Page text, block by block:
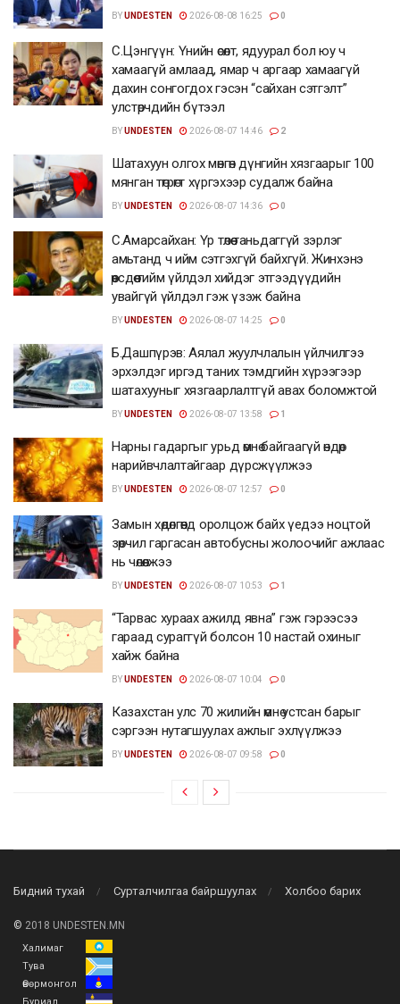
BYUNDESTEN 2026-08-08 16:25 0
С.Цэнгүүн: Үнийн өсөлт, ядуурал бол юу ч
хамаагүй амлаад, ямар ч аргаар хамаагүй
дахин сонгогдох гэсэн “сайхан сэтгэлт”
улстөрчдийн бүтээл
BYUNDESTEN 2026-08-07 14:46 2
Шатахуун олгох мөнгөн дүнгийн хязгаарыг 100
мянган төгрөгт хүргэхээр судалж байна
BYUNDESTEN 2026-08-07 14:36 0
С.Амарсайхан: Үр төлөө таньдаггүй зэрлэг
амьтанд ч ийм сэтгэхгүй байхгүй. Жинхэнэ
өөрсдөө тийм үйлдэл хийдэг этгээдүүдийн
увайгүй үйлдэл гэж үзэж байна
BYUNDESTEN 2026-08-07 14:25 0
Б.Дашпүрэв: Аялал жуулчлалын үйлчилгээ
эрхэлдэг иргэд таних тэмдгийн хүрээгээр
шатахууныг хязгаарлалтгүй авах боломжтой
BYUNDESTEN 2026-08-07 13:58 1
Нарны гадаргыг урьд өмнө байгаагүй өндөр
нарийвчлалтайгаар дүрсжүүлжээ
BYUNDESTEN 2026-08-07 12:57 0
Замын хөдөлгөөнд оролцож байх үедээ ноцтой
зөрчил гаргасан автобусны жолоочийг ажлаас
нь чөлөөлжээ
BYUNDESTEN 2026-08-07 10:53 1
“Тарвас хураах ажилд явна” гэж гэрээсээ
гараад сураггүй болсон 10 настай охиныг
хайж байна
BYUNDESTEN 2026-08-07 10:04 0
Казахстан улс 70 жилийн өмнө устсан барыг
сэргээн нутагшуулах ажлыг эхлүүлжээ
BYUNDESTEN 2026-08-07 09:58 0
Бидний тухай Сурталчилгаа байршуулах Холбоо барих
© 2018 UNDESTEN.MN
Халимаг
Тува
Өвөрмонгол